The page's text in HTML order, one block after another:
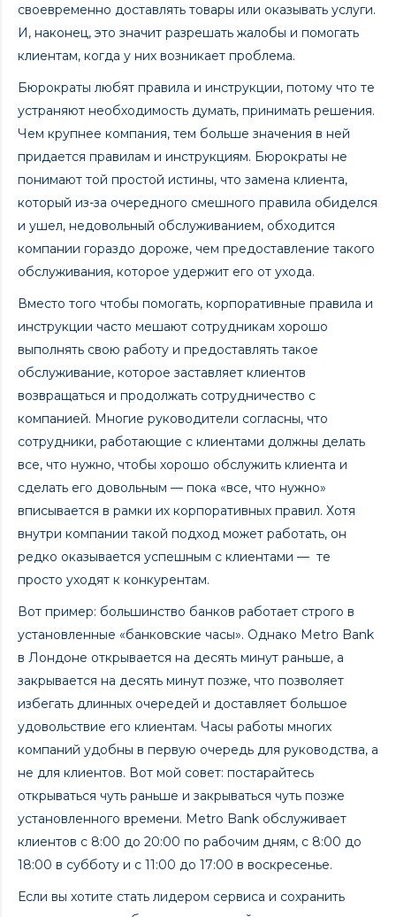
своевременно доставлять товары или оказывать услуги.
И, наконец, это значит разрешать жалобы и помогать
клиентам, когда у них возникает проблема.
Бюрократы любят правила и инструкции, потому что те
устраняют необходимость думать, принимать решения.
Чем крупнее компания, тем больше значения в ней
придается правилам и инструкциям. Бюрократы не
понимают той простой истины, что замена клиента,
который из-за очередного смешного правила обиделся
и ушел, недовольный обслуживанием, обходится
компании гораздо дороже, чем предоставление такого
обслуживания, которое удержит его от ухода.
Вместо того чтобы помогать, корпоративные правила и
инструкции часто мешают сотрудникам хорошо
выполнять свою работу и предоставлять такое
обслуживание, которое заставляет клиентов
возвращаться и продолжать сотрудничество с
компанией. Многие руководители согласны, что
сотрудники, работающие с клиентами должны делать
все, что нужно, чтобы хорошо обслужить клиента и
сделать его довольным — пока «все, что нужно»
вписывается в рамки их корпоративных правил. Хотя
внутри компании такой подход может работать, он
редко оказывается успешным с клиентами — те
просто уходят к конкурентам.
Вот пример: большинство банков работает строго в
установленные «банковские часы». Однако Metro Bank
в Лондоне открывается на десять минут раньше, а
закрывается на десять минут позже, что позволяет
избегать длинных очередей и доставляет большое
удовольствие его клиентам. Часы работы многих
компаний удобны в первую очередь для руководства, а
не для клиентов. Вот мой совет: постарайтесь
открываться чуть раньше и закрываться чуть позже
установленного времени. Мetro Bank обслуживает
клиентов с 8:00 до 20:00 по рабочим дням, с 8:00 до
18:00 в субботу и с 11:00 до 17:00 в воскресенье.
Если вы хотите стать лидером сервиса и сохранить